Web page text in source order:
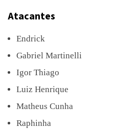
Atacantes
Endrick
Gabriel Martinelli
Igor Thiago
Luiz Henrique
Matheus Cunha
Raphinha